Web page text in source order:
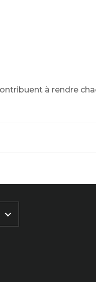
à rendre